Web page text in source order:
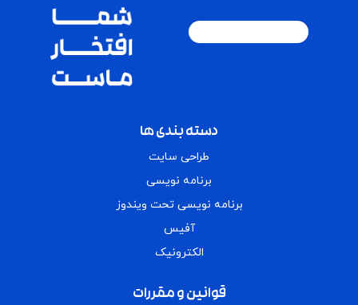
دسته بندی ها
طراحی سایت
برنامه نویسی
برنامه نویسی تحت ویندوز
آفیس
الکترونیک
قوانین و مقررات